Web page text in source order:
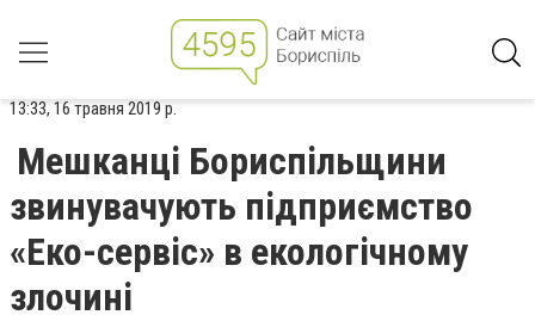
13:33, 16 травня 2019 р.
Мешканці Бориспільщини
звинувачують підприємство
«Еко-сервіс» в екологічному
злочині